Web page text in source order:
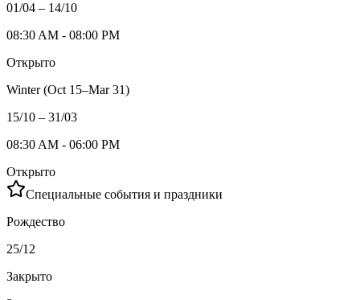
01/04 – 14/10
08:30 AM - 08:00 PM
Открыто
Winter (Oct 15–Mar 31)
15/10 – 31/03
08:30 AM - 06:00 PM
Открыто
Специальные события и праздники
Рождество
25/12
Закрыто